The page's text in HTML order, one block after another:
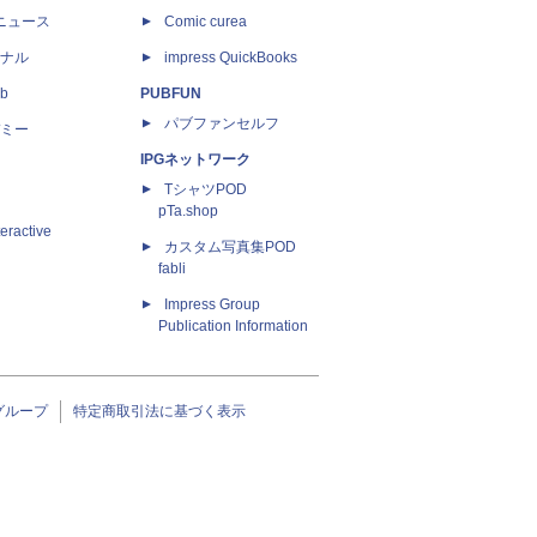
ュース
ル
ー
Comic curea
impress QuickBooks
PUBFUN
パブファンセルフ
IPGネットワーク
TシャツPOD
pTa.shop
カスタム写真集POD
fabli
Impress Group
Publication Information
ループ 特定商取引法に基づく表示